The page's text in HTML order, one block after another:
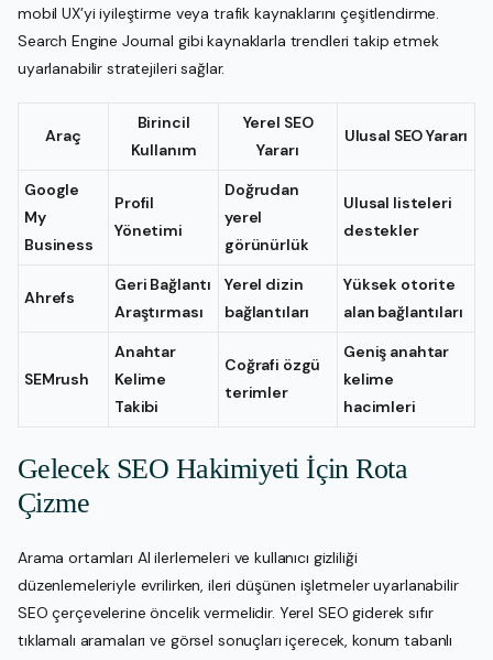
mobil UX’yi iyileştirme veya trafik kaynaklarını çeşitlendirme.
Search Engine Journal gibi kaynaklarla trendleri takip etmek
uyarlanabilir stratejileri sağlar.
Araç
Birincil
Kullanım
Yerel SEO
Yararı
Ulusal SEO Yararı
Google
My
Business
Profil
Yönetimi
Doğrudan
yerel
görünürlük
Ulusal listeleri
destekler
Ahrefs
Geri Bağlantı
Araştırması
Yerel dizin
bağlantıları
Yüksek otorite
alan bağlantıları
SEMrush
Anahtar
Kelime
Takibi
Coğrafi özgü
terimler
Geniş anahtar
kelime
hacimleri
Gelecek SEO Hakimiyeti İçin Rota
Çizme
Arama ortamları AI ilerlemeleri ve kullanıcı gizliliği
düzenlemeleriyle evrilirken, ileri düşünen işletmeler uyarlanabilir
SEO çerçevelerine öncelik vermelidir. Yerel SEO giderek sıfır
tıklamalı aramaları ve görsel sonuçları içerecek, konum tabanlı